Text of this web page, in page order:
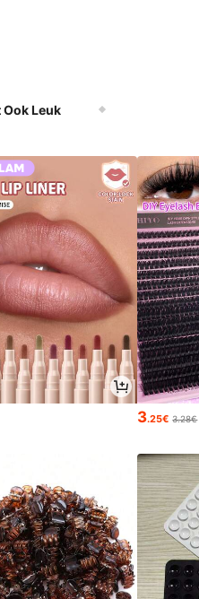
Leuk
3.25€ 3.28€